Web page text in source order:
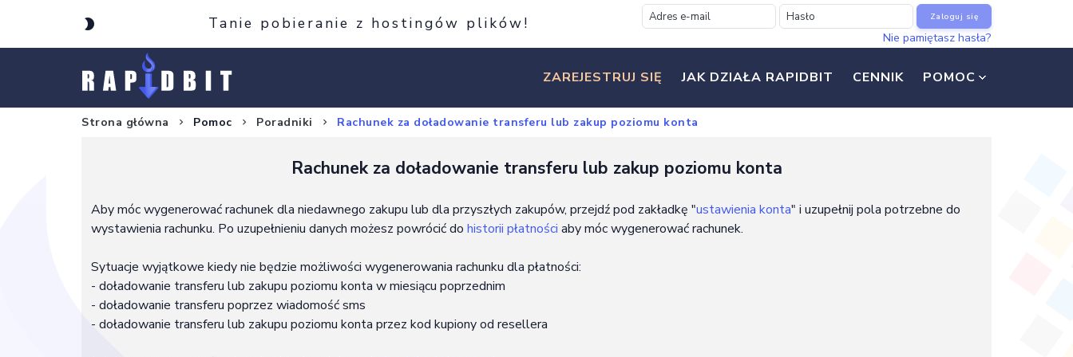
Tanie pobieranie z hostingów plików! Zaloguj się
Nie pamiętasz hasła?
ZAREJESTRUJ SIĘ JAK DZIAŁA RAPIDBIT CENNIK POMOC
Strona główna Pomoc Poradniki Rachunek za doładowanie transferu lub zakup poziomu konta
Rachunek za doładowanie transferu lub zakup poziomu konta
Aby móc wygenerować rachunek dla niedawnego zakupu lub dla przyszłych zakupów, przejdź pod zakładkę "ustawienia konta" i uzupełnij pola potrzebne do
wystawienia rachunku. Po uzupełnieniu danych możesz powrócić do historii płatności aby móc wygenerować rachunek.
Sytuacje wyjątkowe kiedy nie będzie możliwości wygenerowania rachunku dla płatności:
- doładowanie transferu lub zakupu poziomu konta w miesiącu poprzednim
- doładowanie transferu poprzez wiadomość sms
- doładowanie transferu lub zakupu poziomu konta przez kod kupiony od resellera